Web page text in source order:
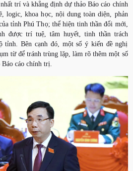
trí và khẳng định dự thảo Báo cáo chính
logic, khoa học, nội dung toàn diện, phản
tỉnh Phú Thọ; thể hiện tinh thần đổi mới,
được trí tuệ, tâm huyết, tinh thần trách
tỉnh. Bên cạnh đó, một số ý kiến đề nghị
từ để tránh trùng lặp, làm rõ thêm một số
cáo chính trị.